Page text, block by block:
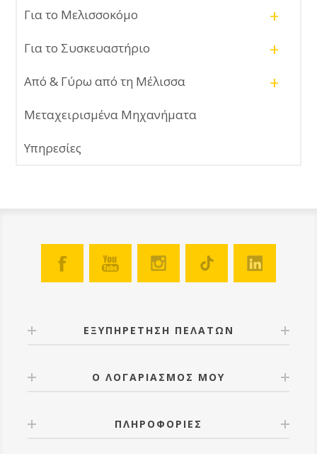
Για το Μελισσοκόμο +
Για το Συσκευαστήριο +
Από & Γύρω από τη Μέλισσα +
Μεταχειρισμένα Μηχανήματα
Υπηρεσίες
ΕΞΥΠΗΡΕΤΗΣΗ ΠΕΛΑΤΩΝ
Ο ΛΟΓΑΡΙΑΣΜΟΣ ΜΟΥ
ΠΛΗΡΟΦΟΡΙΕΣ